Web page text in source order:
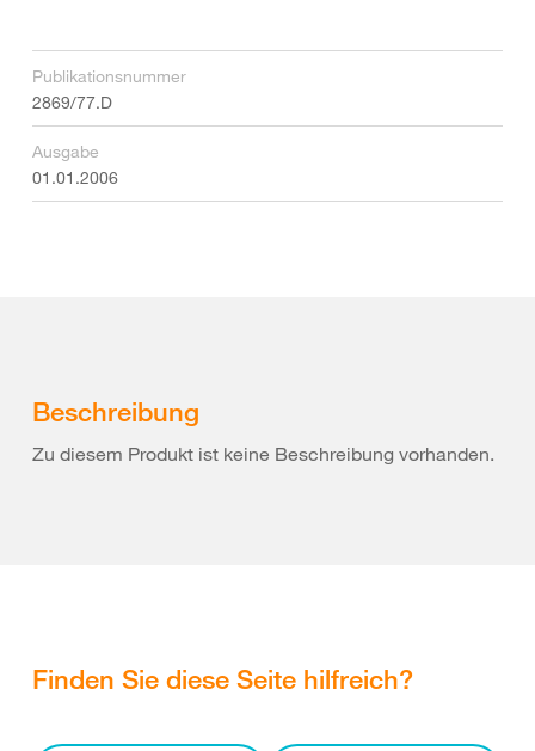
Publikationsnummer
2869/77.D
Ausgabe
01.01.2006
Beschreibung
Zu diesem Produkt ist keine Beschreibung vorhanden.
Finden Sie diese Seite hilfreich?